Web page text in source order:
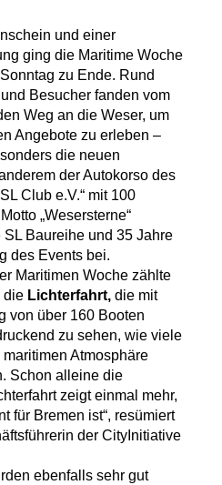
und einer
ging die Maritime Woche
zu Ende. Rund
Besucher fanden vom
Weg an die Weser, um
Angebote zu erleben –
die neuen
der Autokorso des
Club e.V.“ mit 100
„Wesersterne“
Baureihe und 35 Jahre
des Events bei.
Maritimen Woche zählte
die Lichterfahrt, die mit
von über 160 Booten
zu sehen, wie viele
Atmosphäre
Schon alleine die
zeigt einmal mehr,
für Bremen ist“, resümiert
der CityInitiative
ebenfalls sehr gut